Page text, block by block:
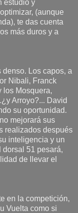
estudio y
(aunque
te das cuenta
más duros y a
denso. Los capos, a
Nibali, Franck
los Mosquera,
Arroyo?... David
su oportunidad.
mejorará sus
realizados después
inteligencia y un
51 pesará,
de llevar el
en la competición,
Vuelta como si